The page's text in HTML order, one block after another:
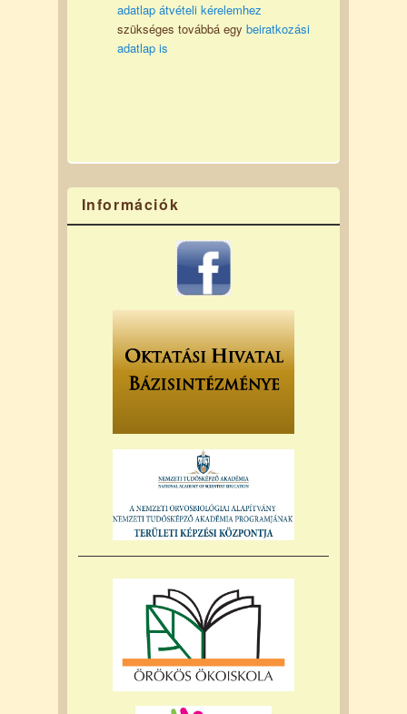
adatlap átvételi kérelemhez
szükséges továbbá egy beiratkozási
adatlap is
Információk